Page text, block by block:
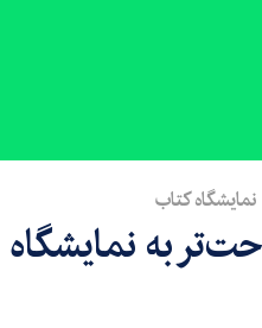
کتاب
به نمایشگاه